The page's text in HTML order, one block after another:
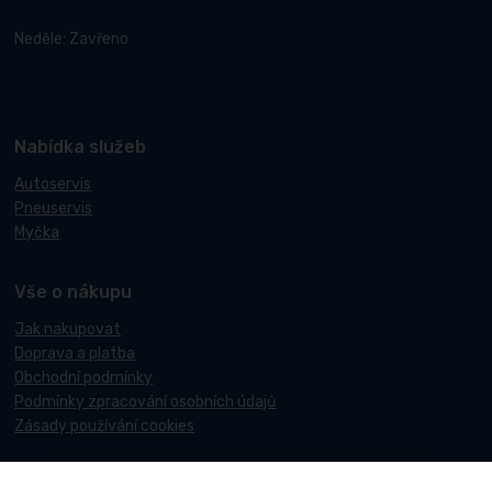
Neděle: Zavřeno
Nabídka služeb
Autoservis
Pneuservis
Myčka
Vše o nákupu
Jak nakupovat
Doprava a platba
Obchodní podmínky
Podmínky zpracování osobních údajů
Zásady používání cookies